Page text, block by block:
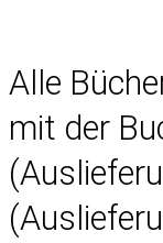
Alle
mit der